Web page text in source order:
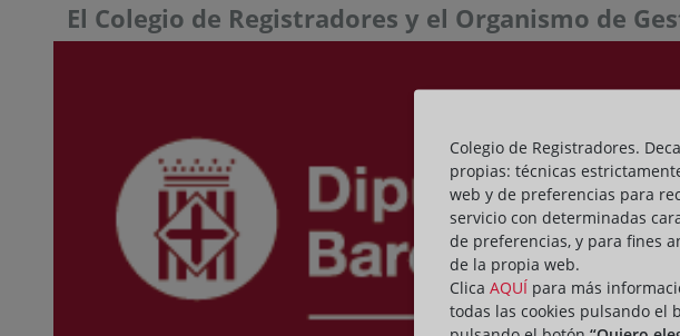
El Colegio de Registradores y el Organismo de
Colegio de Registradores.
propias: técnicas
web y de preferencias para
servicio con determinadas
de preferencias, y para fines
de la propia web.
Clica AQUÍ para más
todas las cookies pulsando el